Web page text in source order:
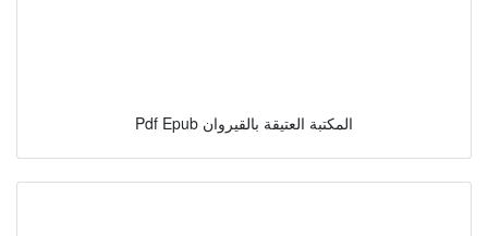
Pdf Epub المكتبة العتيقة بالقيروان